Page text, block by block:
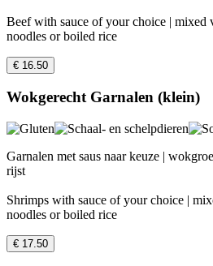
Beef with sauce of your choice | mixed
noodles or boiled rice
€ 16.50
Wokgerecht Garnalen (klein)
Garnalen met saus naar keuze |
rijst
Shrimps with sauce of your choice |
noodles or boiled rice
€ 17.50